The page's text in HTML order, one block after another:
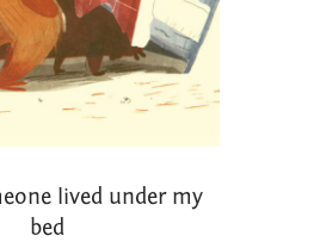
lived under my
bed